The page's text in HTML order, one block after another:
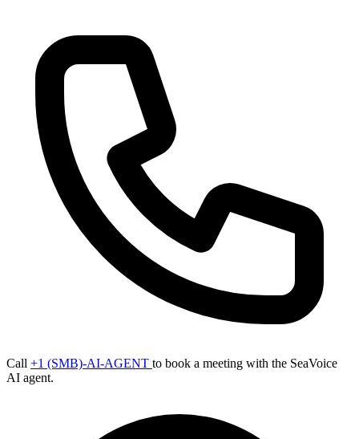
Call +1 (SMB)-AI-AGENT to book a meeting with the SeaVoice
AI agent.